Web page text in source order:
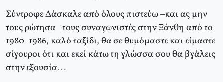
Σύντροφε Δάσκαλε από όλους πιστεύω –και ας μην
τους ρώτησα– τους συναγωνιστές στην Ξάνθη από το
1980-1986, καλό ταξίδι, θα σε θυμόμαστε και είμαστε
σίγουροι ότι και εκεί κάτω τη γλώσσα σου θα βγάλεις
στην εξουσία…